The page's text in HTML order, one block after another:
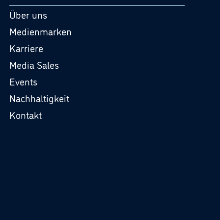
Über uns
Medienmarken
Karriere
Media Sales
Events
Nachhaltigkeit
Kontakt